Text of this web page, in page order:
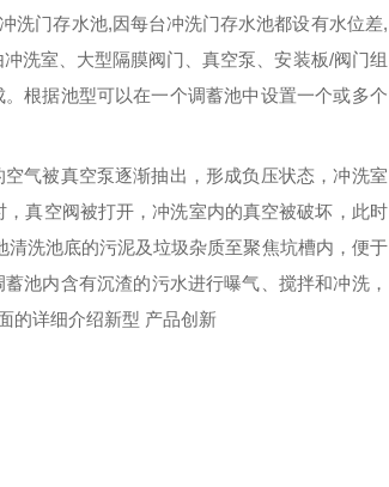
洗门存水池,因每台冲洗门存水池都设有水位差,
洗室、大型隔膜阀门、真空泵、安装板/阀门组
根据池型可以在一个调蓄池中设置一个或多个
气被真空泵逐渐抽出，形成负压状态，冲洗室
真空阀被打开，冲洗室内的真空被破坏，此时
洗池底的污泥及垃圾杂质至聚焦坑槽内，便于
池内含有沉渣的污水进行曝气、搅拌和冲洗，
的详细介绍新型 产品创新